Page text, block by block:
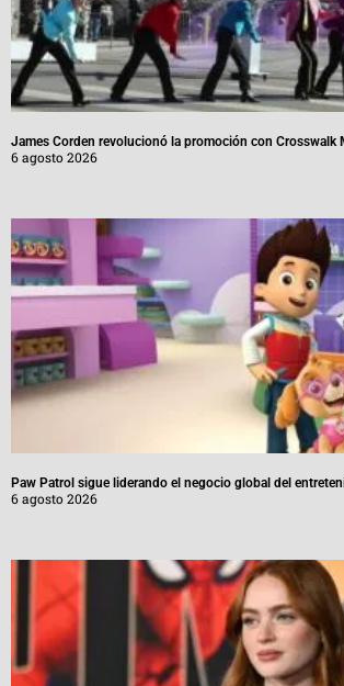
James Corden revolucionó la promoción con Crosswalk
6 agosto 2026
Paw Patrol sigue liderando el negocio global del
6 agosto 2026